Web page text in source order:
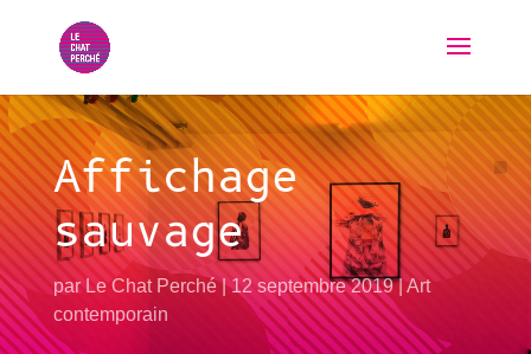
Affichage
sauvage
parLe Chat Perché 12 septembre 2019
Art
contemporain